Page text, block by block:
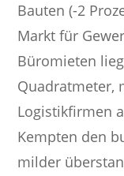
Bauten (-2
Markt für
Büromieten
Quadratmeter,
Logistikfirmen
Kempten den
milder